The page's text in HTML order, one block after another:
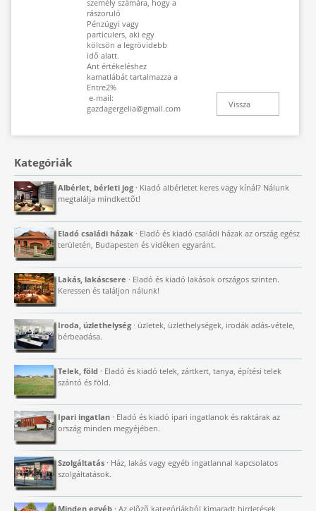
személy számára, hogy a
rászoruló
Pénzügyi vagy
particulers, aki egy
kölcsön a legrövidebb
idő alatt.
Ant értékeléshez
kamatlábát tartalmazza a
Entre2%
e-mail:
gazdagergelia@gmail.com
Vissza
Kategóriák
Albérlet, bérleti jog · Kiadó albérletet keres vagy kínál? Nálunk
megtalálja mindkettõt!
Eladó családi házak · Eladó és kiadó családi házak az ország egész
területén, Budapesten és vidéken egyaránt.
Lakás, lakáscsere · Eladó és kiadó lakások országos szinten.
Keressen és találjon nálunk!
Iroda, üzlethelység · üzletek, üzlethelységek, irodák adás-vétele,
bérbeadása.
Telek, föld · Eladó és kiadó telek, zártkert, tanya, építési telek
szántó és föld.
Ipari ingatlan · Eladó és kiadó ipari ingatlanok és raktárak az
ország minden megyéjében.
Szolgáltatás · Ház, lakás vagy egyéb ingatlannal kapcsolatos
szolgáltatások.
Minden egyéb · Az elõzõ kategóriákból kimaradt hirdetések